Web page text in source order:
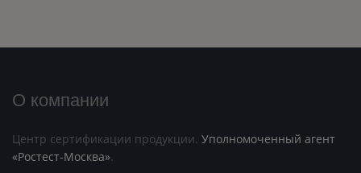
О компании
Центр сертификации продукции. Уполномоченный агент
«Ростест-Москва».